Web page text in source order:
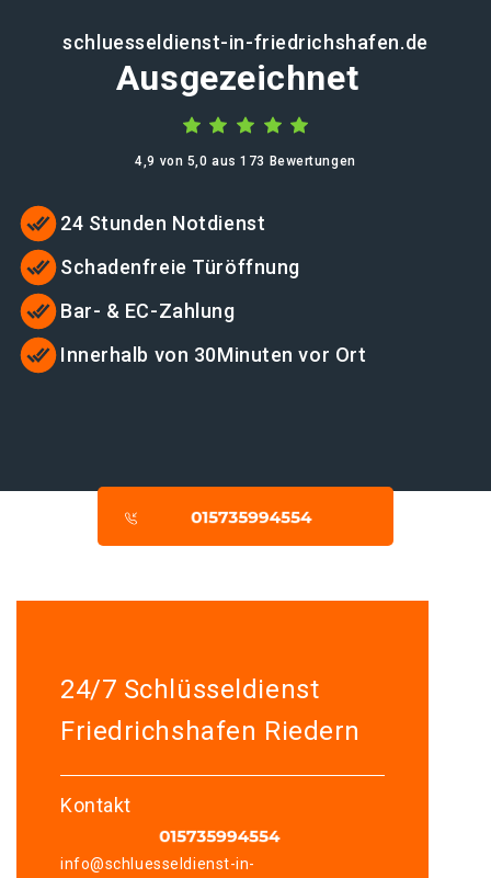
schluesseldienst-in-friedrichshafen.de
Ausgezeichnet
4,9 von 5,0 aus 173 Bewertungen
24 Stunden Notdienst
Schadenfreie Türöffnung
Bar- & EC-Zahlung
Innerhalb von 30Minuten vor Ort
24/7 Schlüsseldienst
Friedrichshafen Riedern
Kontakt
info@schluesseldienst-in-